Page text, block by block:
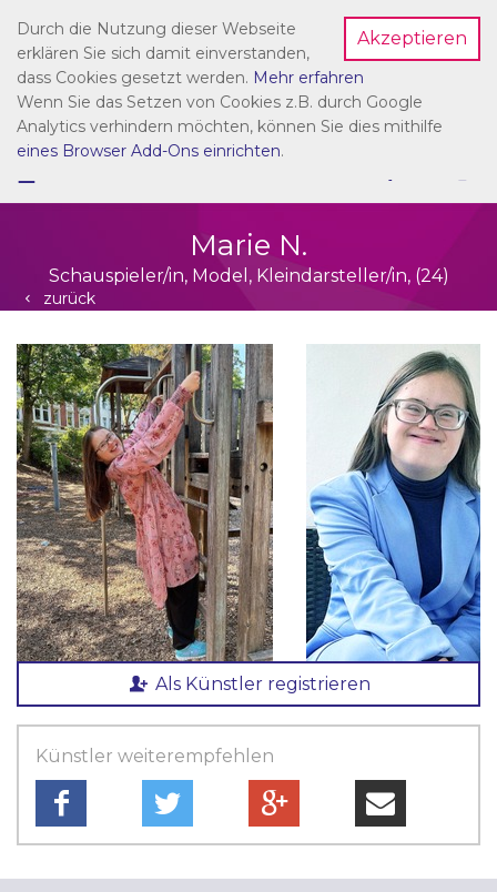
Dein Account
☰
Marie N.
zurück
Schauspieler/in, Model, Kleindarsteller/in, (24)
Als Künstler registrieren
Künstler weiterempfehlen
Akzeptieren
Durch die Nutzung dieser Webseite
erklären Sie sich damit einverstanden,
dass Cookies gesetzt werden. Mehr erfahren
Wenn Sie das Setzen von Cookies z.B. durch Google
Analytics verhindern möchten, können Sie dies mithilfe
eines Browser Add-Ons einrichten.